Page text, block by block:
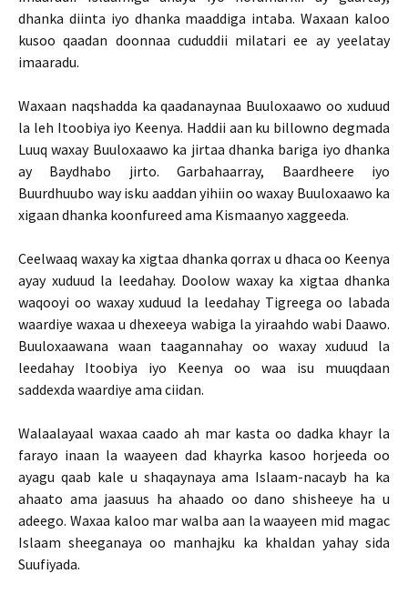
dhanka diinta iyo dhanka maaddiga intaba. Waxaan kaloo
kusoo qaadan doonnaa cududdii milatari ee ay yeelatay
imaaradu.
Waxaan naqshadda ka qaadanaynaa Buuloxaawo oo xuduud
la leh Itoobiya iyo Keenya. Haddii aan ku billowno degmada
Luuq waxay Buuloxaawo ka jirtaa dhanka bariga iyo dhanka
ay Baydhabo jirto. Garbahaarray, Baardheere iyo
Buurdhuubo way isku aaddan yihiin oo waxay Buuloxaawo ka
xigaan dhanka koonfureed ama Kismaanyo xaggeeda.
Ceelwaaq waxay ka xigtaa dhanka qorrax u dhaca oo Keenya
ayay xuduud la leedahay. Doolow waxay ka xigtaa dhanka
waqooyi oo waxay xuduud la leedahay Tigreega oo labada
waardiye waxaa u dhexeeya wabiga la yiraahdo wabi Daawo.
Buuloxaawana waan taagannahay oo waxay xuduud la
leedahay Itoobiya iyo Keenya oo waa isu muuqdaan
saddexda waardiye ama ciidan.
Walaalayaal waxaa caado ah mar kasta oo dadka khayr la
farayo inaan la waayeen dad khayrka kasoo horjeeda oo
ayagu qaab kale u shaqaynaya ama Islaam-nacayb ha ka
ahaato ama jaasuus ha ahaado oo dano shisheeye ha u
adeego. Waxaa kaloo mar walba aan la waayeen mid magac
Islaam sheeganaya oo manhajku ka khaldan yahay sida
Suufiyada.